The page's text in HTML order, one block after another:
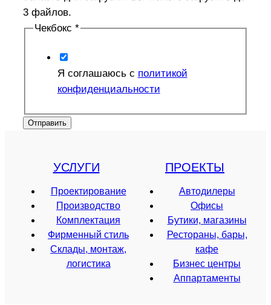
3 файлов.
Чекбокс *
Я соглашаюсь с политикой
конфиденциальности
Отправить
УСЛУГИ
Проектирование
Производство
Комплектация
Фирменный стиль
Склады, монтаж,
логистика
ПРОЕКТЫ
Автодилеры
Офисы
Бутики, магазины
Рестораны, бары,
кафе
Бизнес центры
Аппартаменты